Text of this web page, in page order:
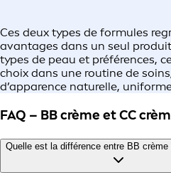
Ces deux types de formules
avantages dans un seul
types de peau et préférences,
choix dans une routine de
d’apparence naturelle,
FAQ – BB crème et CC
Quelle est la différence entre BB